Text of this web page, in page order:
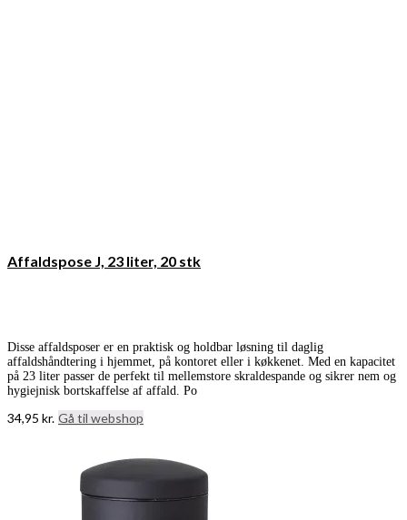
Affaldspose J, 23 liter, 20 stk
Disse affaldsposer er en praktisk og holdbar løsning til daglig
affaldshåndtering i hjemmet, på kontoret eller i køkkenet. Med en kapacitet
på 23 liter passer de perfekt til mellemstore skraldespande og sikrer nem og
hygiejnisk bortskaffelse af affald. Po
34,95 kr. Gå til webshop